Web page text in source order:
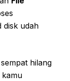
disk udah
hilang